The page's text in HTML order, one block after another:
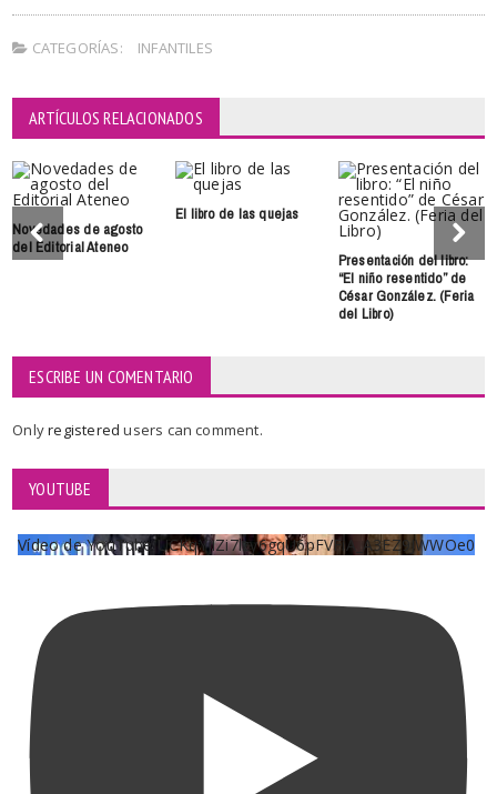
CATEGORÍAS: INFANTILES
ARTÍCULOS RELACIONADOS
Novedades de agosto
del Editorial Ateneo
El libro de las quejas
Presentación del libro:
“El niño resentido” de
César González. (Feria
del Libro)
ESCRIBE UN COMENTARIO
Onlyregisteredusers can comment.
YOUTUBE
Vídeo de YouTube UCKqYjiZi7lzy6gqU6pFVFiA_A3EZ9JWWOe0